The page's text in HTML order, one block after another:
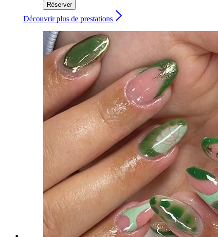
Réserver
Découvrir plus de prestations